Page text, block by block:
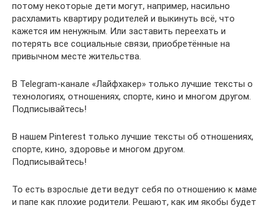
потому некоторые дети могут, например, насильно
расхламить квартиру родителей и выкинуть всё, что
кажется им ненужным. Или заставить переехать и
потерять все социальные связи, приобретённые на
привычном месте жительства.
В Telegram-канале «Лайфхакер» только лучшие тексты о
технологиях, отношениях, спорте, кино и многом другом.
Подписывайтесь!
В нашем Pinterest только лучшие тексты об отношениях,
спорте, кино, здоровье и многом другом.
Подписывайтесь!
То есть взрослые дети ведут себя по отношению к маме
и папе как плохие родители. Решают, как им якобы будет